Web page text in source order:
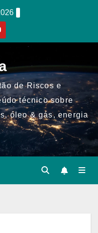
de Riscos e
técnico sobre
óleo & gás, energia